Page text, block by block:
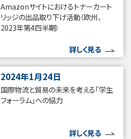
Amazonサイトにおけるトナーカート
リッジの出品取り下げ活動（欧州、
2023年第4四半期）
詳しく見る
2024年1月24日
国際物流と貿易の未来を考える「学生
フォーラム」への協力
詳しく見る